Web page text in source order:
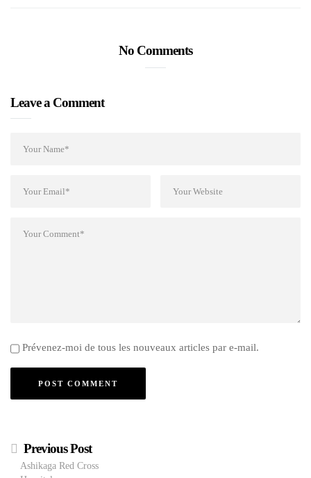
No Comments
Leave a Comment
Prévenez-moi de tous les nouveaux articles par e-mail.
Previous Post
Ashikaga Red Cross